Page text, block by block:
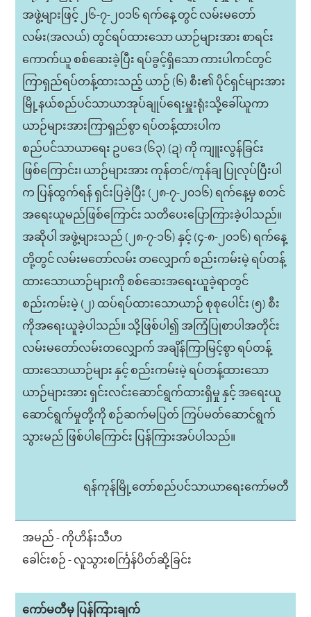
အဖွဲ့များဖြင့် ၂၆-၇-၂၀၁၆ ရက်နေ့ တွင် လမ်းမတော်
လမ်း(အလယ်) တွင်ရပ်ထားသော ယာဉ်များအား စာရင်း
ကောက်ယူ စစ်ဆေးခဲ့ပြီး ရပ်ခွင့်ရှိသော ကားပါကင်တွင်
ကြာရှည်ရပ်တန့်ထားသည့် ယာဉ် (၆) စီး၏ ပိုင်ရှင်များအား
မြို့နယ်စည်ပင်သာယာအုပ်ချုပ်ရေးမှူးရုံးသို့ခေါ်ယူကာ
ယာဉ်များအားကြာရှည်စွာ ရပ်တန့်ထားပါက
စည်ပင်သာယာရေး ဥပဒေ (၆၃) (ဍ) ကို ကျူးလွန်ခြင်း
ဖြစ်ကြောင်း၊ ယာဉ်များအား ကုန်တင်/ကုန်ချ ပြုလုပ်ပြီးပါ
က ပြန်ထွက်ရန် ရှင်းပြခဲ့ပြီး (၂၈-၇-၂၀၁၆) ရက်နေ့မှ စတင်
အရေးယူမည်ဖြစ်ကြောင်း သတိပေးပြောကြားခဲ့ပါသည်။
အဆိုပါ အဖွဲ့များသည် (၂၈-၇-၁၆) နှင့် (၄-၈-၂၀၁၆) ရက်နေ့
တို့တွင် လမ်းမတော်လမ်း တလျှောက် စည်းကမ်းမဲ့ ရပ်တန့်
ထားသောယာဉ်များကို စစ်ဆေးအရေးယူခဲ့ရာတွင်
စည်းကမ်းမဲ့ (၂) ထပ်ရပ်ထားသောယာဉ် စုစုပေါင်း (၅) စီး
ကိုအရေးယူခဲ့ပါသည်။ သို့ဖြစ်ပါ၍ အကြံပြုစာပါအတိုင်း
လမ်းမတော်လမ်းတလျှောက် အချိန်ကြာမြင့်စွာ ရပ်တန့်
ထားသောယာဉ်များ နှင့် စည်းကမ်းမဲ့ ရပ်တန့်ထားသော
ယာဉ်များအား ရှင်းလင်းဆောင်ရွက်ထားရှိမှု နှင့် အရေးယူ
ဆောင်ရွက်မှုတို့ကို စဉ်ဆက်မပြတ် ကြပ်မတ်ဆောင်ရွက်
သွားမည် ဖြစ်ပါကြောင်း ပြန်ကြားအပ်ပါသည်။
ရန်ကုန်မြို့တော်စည်ပင်သာယာရေးကော်မတီ
အမည် - ကိုဟိန်းသီဟ
ခေါင်းစဉ် - လူသွားစင်္ကြန်ပိတ်ဆို့ခြင်း
ကော်မတီမှ ပြန်ကြားချက်